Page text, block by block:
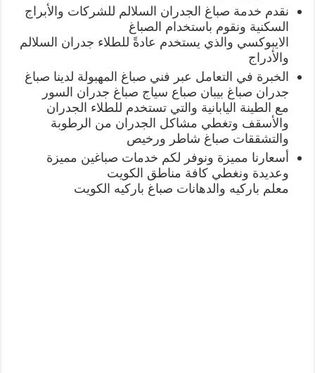
نقدم خدمة صباغ الجدران السلالم للشركات والأبراج
السكنية ونقوم باستخدام الصباغ
الايبوكسي والذي يستخدم عادةً للطلاء جدران السلالم
والأدراج
الخبرة في التعامل عبر فني صباغ المهبولة لدينا صباغ
جدران صباغ بيبان صباع سياج صباغ جدران السور
مع الطينة اليابانية والتي تستخدم للطلاء الجدران
والأسقف وتغطي مشاكل الجدران من الرطوبة
والتشققات صباغ شاطر ورخيص
أسعارنا مميزة ونوفر لكم خدمات صباغين مميزة
وعديدة ونغطي كافة مناطق الكويت
معلم باركيه والدهانات صباغ باركيه الكويت